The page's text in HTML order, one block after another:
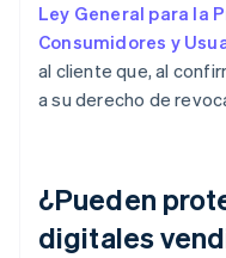
Ley General para la
Consumidores y
al cliente que, al
a su derecho de
¿Pueden
digitales